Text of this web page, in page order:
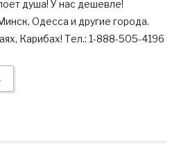
душа! У нас дешевле!
Одесса и другие города.
Карибах! Тел.: 1-888-505-4196